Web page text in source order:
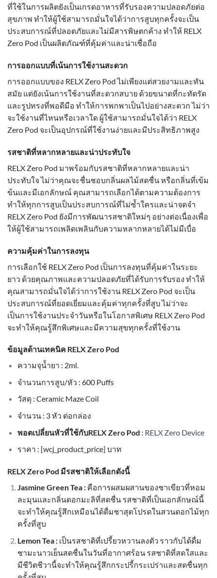
ที่ใช้ในการผลิตยังเป็นเกรดอาหารที่รับรองความปลอดภัยต่อ
สุขภาพ ทำให้ผู้ใช้สามารถมั่นใจได้ว่าการสูบทุกครั้งจะเป็น
ประสบการณ์ที่ปลอดภัยและไม่มีสารพิษตกค้าง ทำให้ RELX
Zero Pod เป็นผลิตภัณฑ์ที่คุ้มค่าและน่าเชื่อถือ
การออกแบบที่เน้นการใช้งานสะดวก
การออกแบบของ RELX Zero Pod ไม่เพียงแต่สวยงามและทัน
สมัย แต่ยังเน้นการใช้งานที่สะดวกสบาย ด้วยขนาดที่กะทัดรัด
และรูปทรงที่พอดีมือ ทำให้การพกพาเป็นไปอย่างสะดวก ไม่ว่า
จะใช้งานที่ไหนหรือเวลาใด ผู้ใช้สามารถมั่นใจได้ว่า RELX
Zero Pod จะเป็นอุปกรณ์ที่ใช้งานง่ายและมีประสิทธิภาพสูง
รสชาติที่หลากหลายและน่าประทับใจ
RELX Zero Pod มาพร้อมกับรสชาติที่หลากหลายและน่า
ประทับใจ ไม่ว่าคุณจะชื่นชอบกลิ่นผลไม้สดชื่น หรือกลิ่นที่เข้ม
ข้นและมีเอกลักษณ์ คุณสามารถเลือกได้ตามความต้องการ
ทำให้ทุกการสูบเป็นประสบการณ์ที่ไม่ซ้ำใครและน่าจดจำ
RELX Zero Pod ยังมีการพัฒนารสชาติใหม่ๆ อย่างต่อเนื่องเพื่อ
ให้ผู้ใช้สามารถเพลิดเพลินกับความหลากหลายได้ไม่มีเบื่อ
ความคุ้มค่าในการลงทุน
การเลือกใช้ RELX Zero Pod เป็นการลงทุนที่คุ้มค่าในระยะ
ยาว ด้วยคุณภาพและความปลอดภัยที่ได้รับการรับรอง ทำให้
คุณสามารถมั่นใจได้ว่าการใช้งาน RELX Zero Pod จะเป็น
ประสบการณ์ที่ยอดเยี่ยมและคุ้มค่าทุกครั้งที่สูบ ไม่ว่าจะ
เป็นการใช้งานประจำวันหรือในโอกาสพิเศษ RELX Zero Pod
จะทำให้คุณรู้สึกพิเศษและมีความสุขทุกครั้งที่ใช้งาน
ข้อมูลด้านเทคนิค RELX Zero Pod
ความจุน้ำยา : 2ml.
จำนวนการสูบ/หัว : 600 Puffs
วัสดุ : Ceramic Maze Coil
จำนวน : 3 หัว ต่อกล่อง
พอตเปลี่ยนหัวที่ใช้กับRELX Zero Pod : RELX Zero Device
ราคา : [wcj_product_price] บาท
RELX Zero Pod มีรสชาติให้เลือกดังนี้
Jasmine Green Tea : คือการผสมผสานของชาเขียวที่หอม
ละมุนและกลิ่นดอกมะลิที่สดชื่น รสชาติที่เป็นเอกลักษณ์นี้
จะทำให้คุณรู้สึกเหมือนได้ดื่มชาสุดโปรดในสวนดอกไม้ทุก
ครั้งที่สูบ
Lemon Tea : เป็นรสชาติที่เปรี้ยวหวานลงตัว ราวกับได้ดื่ม
ชามะนาวเย็นสดชื่นในวันที่อากาศร้อน รสชาติที่สดใสและ
มีชีวิตชีวานี้จะทำให้คุณรู้สึกกระปรี้กระเปร่าและสดชื่นทุก